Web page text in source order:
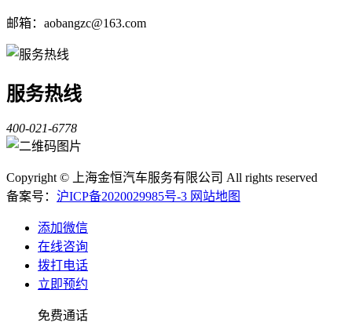
邮箱：aobangzc@163.com
服务热线
400-021-6778
Copyright © 上海金恒汽车服务有限公司 All rights reserved
备案号： 沪ICP备2020029985号-3 网站地图
添加微信
在线咨询
拨打电话
立即预约
免费通话